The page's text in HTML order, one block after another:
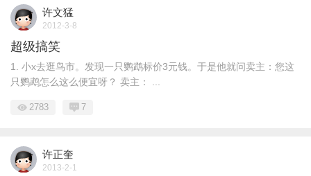
许文猛
2012-3-8
超级搞笑
1. 小x去逛鸟市。发现一只鹦鹉标价3元钱。于是他就问卖主：您这
只鹦鹉怎么这么便宜呀？ 卖主： ...
2783 7
许正奎
2013-2-1